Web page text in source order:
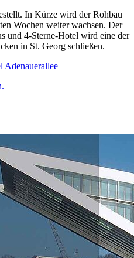
In Kürze wird der Rohbau
Wochen weiter wachsen. Der
und 4-Sterne-Hotel wird eine der
in St. Georg schließen.
Adenauerallee